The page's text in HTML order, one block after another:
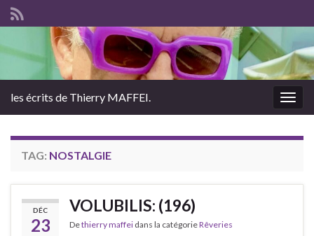
les écrits de Thierry MAFFEI.
TAG: NOSTALGIE
DÉC
23
VOLUBILIS: (196)
Dethierry maffei dans la catégorieRêveries